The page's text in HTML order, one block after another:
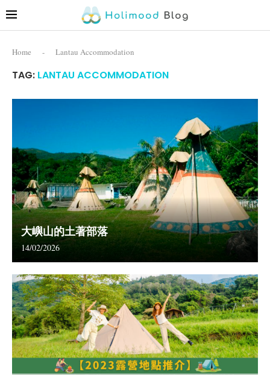
Home - Lantau Accommodation
TAG: LANTAU ACCOMMODATION
大嶼山的土著部落
14/02/2026